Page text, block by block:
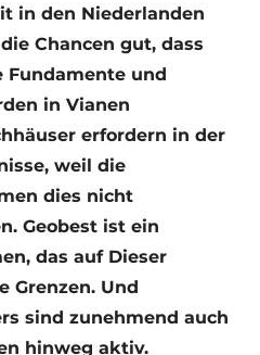
in den Niederlanden
Chancen gut, dass
Fundamente und
in Vianen
erfordern in der
weil die
dies nicht
Geobest ist ein
das auf Dieser
Grenzen. Und
sind zunehmend auch
hinweg aktiv.